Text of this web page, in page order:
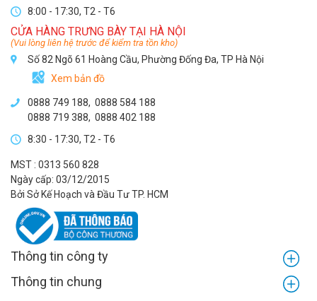
8:00 - 17:30, T2 - T6
CỬA HÀNG TRƯNG BÀY TẠI HÀ NỘI
(Vui lòng liên hệ trước để kiểm tra tồn kho)
Số 82 Ngõ 61 Hoàng Cầu, Phường Đống Đa, TP Hà Nội
Xem bản đồ
0888 749 188, 0888 584 188
0888 719 388, 0888 402 188
8:30 - 17:30, T2 - T6
MST : 0313 560 828
Ngày cấp: 03/12/2015
Bởi Sở Kế Hoạch và Đầu Tư TP. HCM
Thông tin công ty
Thông tin chung